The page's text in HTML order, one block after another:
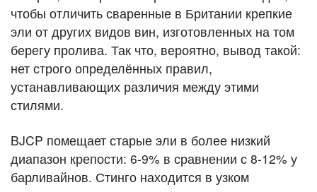
чтобы отличить сваренные в Британии крепкие
эли от других видов вин, изготовленных на том
берегу пролива. Так что, вероятно, вывод такой:
нет строго определённых правил,
устанавливающих различия между этими
стилями.
BJCP помещает старые эли в более низкий
диапазон крепости: 6-9% в сравнении с 8-12% у
барливайнов. Стинго находится в узком